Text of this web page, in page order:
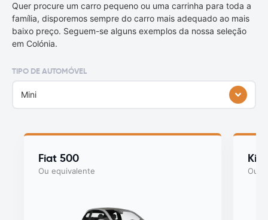
Quer procure um carro pequeno ou uma carrinha para toda a
família, disporemos sempre do carro mais adequado ao mais
baixo preço. Seguem-se alguns exemplos da nossa seleção
em Colónia.
TIPO DE AUTOMÓVEL
Mini
Fiat 500
Ou equivalente
Kia
Ou